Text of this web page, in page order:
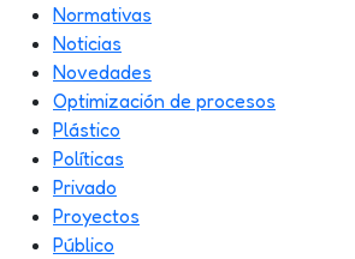
Normativas
Noticias
Novedades
Optimización de procesos
Plástico
Políticas
Privado
Proyectos
Público